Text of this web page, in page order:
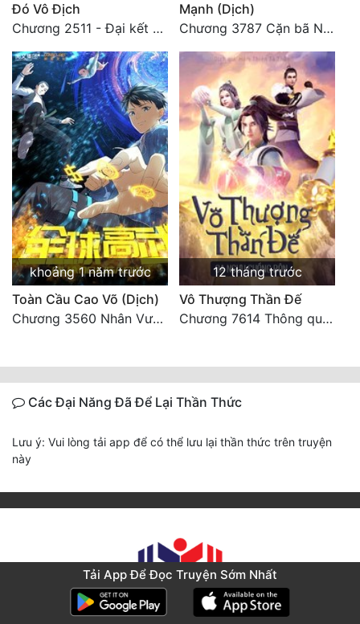
Đó Vô Địch
Chương 2511 - Đại kết cục, Phiên ngoại thiên: Chư thiên quy nhất giới, vĩnh hằng thế giới. Hết!
Mạnh (Dịch)
Chương 3787 Cặn bã Nam Thiên Đạo
khoảng 1 năm trước
Toàn Cầu Cao Võ (Dịch)
Chương 3560 Nhân Vương trở về - END
12 tháng trước
Vô Thượng Thần Đế
Chương 7614 Thông quan ban thưởng, Ngục Hải Yên Thần Quang
Các Đại Năng Đã Để Lại Thần Thức
Lưu ý: Vui lòng tải app để có thể lưu lại thần thức trên truyện
này
Tải App Để Đọc Truyện Sớm Nhất